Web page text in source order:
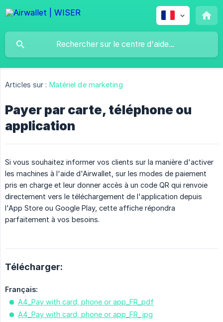
Articles sur : Matériel de marketing
Payer par carte, téléphone ou
application
Si vous souhaitez informer vos clients sur la manière d'activer
les machines à l'aide d'Airwallet, sur les modes de paiement
pris en charge et leur donner accès à un code QR qui renvoie
directement vers le téléchargement de l'application depuis
l'App Store ou Google Play, cette affiche répondra
parfaitement à vos besoins.
Télécharger:
Français:
A4_Pay with card, phone or app_FR_pdf
A4_Pay with card, phone or app_FR_jpg